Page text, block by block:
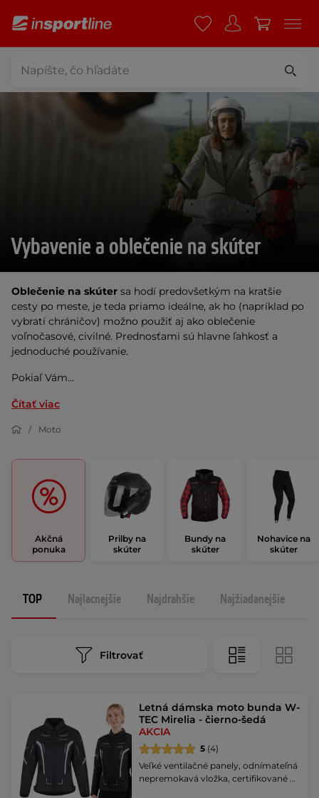
Vybavenie a oblečenie na skúter
Oblečenie na skúter sa hodí predovšetkým na kratšie
cesty po meste, je teda priamo ideálne, ak ho (napríklad po
vybratí chráničov) možno použiť aj ako oblečenie
voľnočasové, civilné. Prednosťami sú hlavne ľahkosť a
jednoduché používanie.
Pokiaľ Vám...
Čítať viac
Moto
Akčná
ponuka
Prilby na
skúter
Bundy na
skúter
Nohavice na
skúter
TOP Najlacnejšie Najdrahšie Najžiadanejšie
Filtrovať
Letná dámska moto bunda W-
TEC Mirelia - čierno-šedá
AKCIA
5 (4)
Veľké ventilačné panely, odnímateľná
nepremokavá vložka, certifikované …